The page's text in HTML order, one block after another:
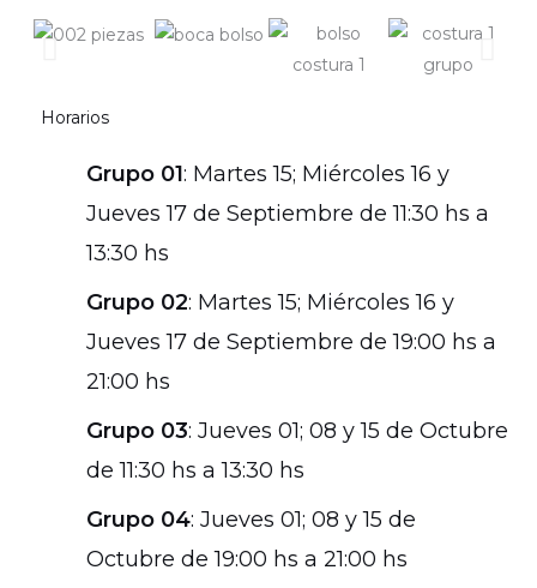
Horarios
Grupo 01: Martes 15; Miércoles 16 y
Jueves 17 de Septiembre de 11:30 hs a
13:30 hs
Grupo 02: Martes 15; Miércoles 16 y
Jueves 17 de Septiembre de 19:00 hs a
21:00 hs
Grupo 03: Jueves 01; 08 y 15 de Octubre
de 11:30 hs a 13:30 hs
Grupo 04: Jueves 01; 08 y 15 de
Octubre de 19:00 hs a 21:00 hs